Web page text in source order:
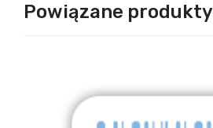
Powiązane produkty